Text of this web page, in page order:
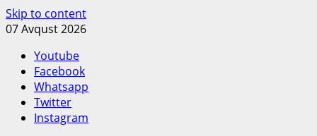
Skip to content
07 Avqust 2026
Youtube
Facebook
Whatsapp
Twitter
Instagram